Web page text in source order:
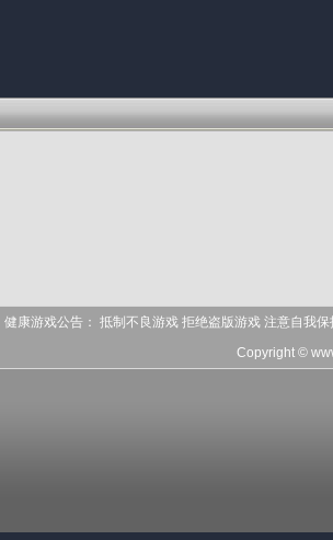
健康游戏公告： 抵制不良游戏 拒绝盗版游戏 注意自我
Copyright ©